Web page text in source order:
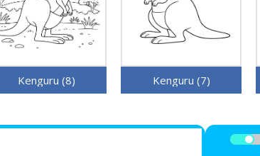
Kenguru (8) Kenguru (7)